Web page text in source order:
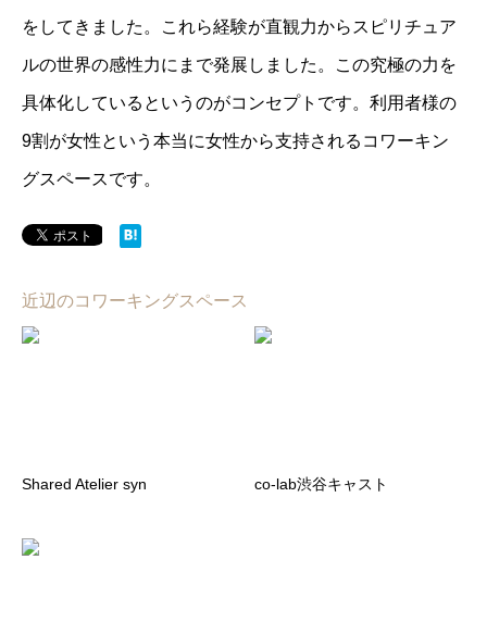
をしてきました。これら経験が直観力からスピリチュア
ルの世界の感性力にまで発展しました。この究極の力を
具体化しているというのがコンセプトです。利用者様の
9割が女性という本当に女性から支持されるコワーキン
グスペースです。
近辺のコワーキングスペース
Shared Atelier syn co-lab渋谷キャスト